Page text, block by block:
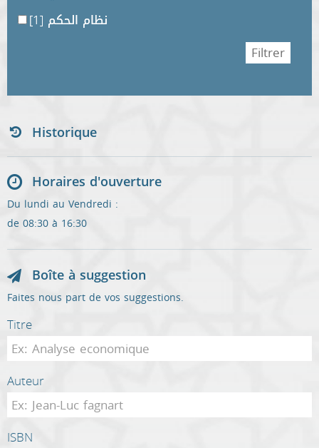
نظام الحكم [1]
Historique
Horaires d'ouverture
Du lundi au Vendredi :
de 08:30 à 16:30
Boîte à suggestion
Faites nous part de vos suggestions.
Titre
Auteur
ISBN